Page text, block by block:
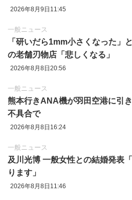
2026年8月9日11:45
一般ニュース
「研いだら1mm小さくなった」
の老舗刃物店「悲しくなる」
2026年8月8日20:56
一般ニュース
熊本行きANA機が羽田空港に引
不具合で
2026年8月8日16:24
一般ニュース
及川光博 一般女性との結婚発表
ります」
2026年8月8日11:46